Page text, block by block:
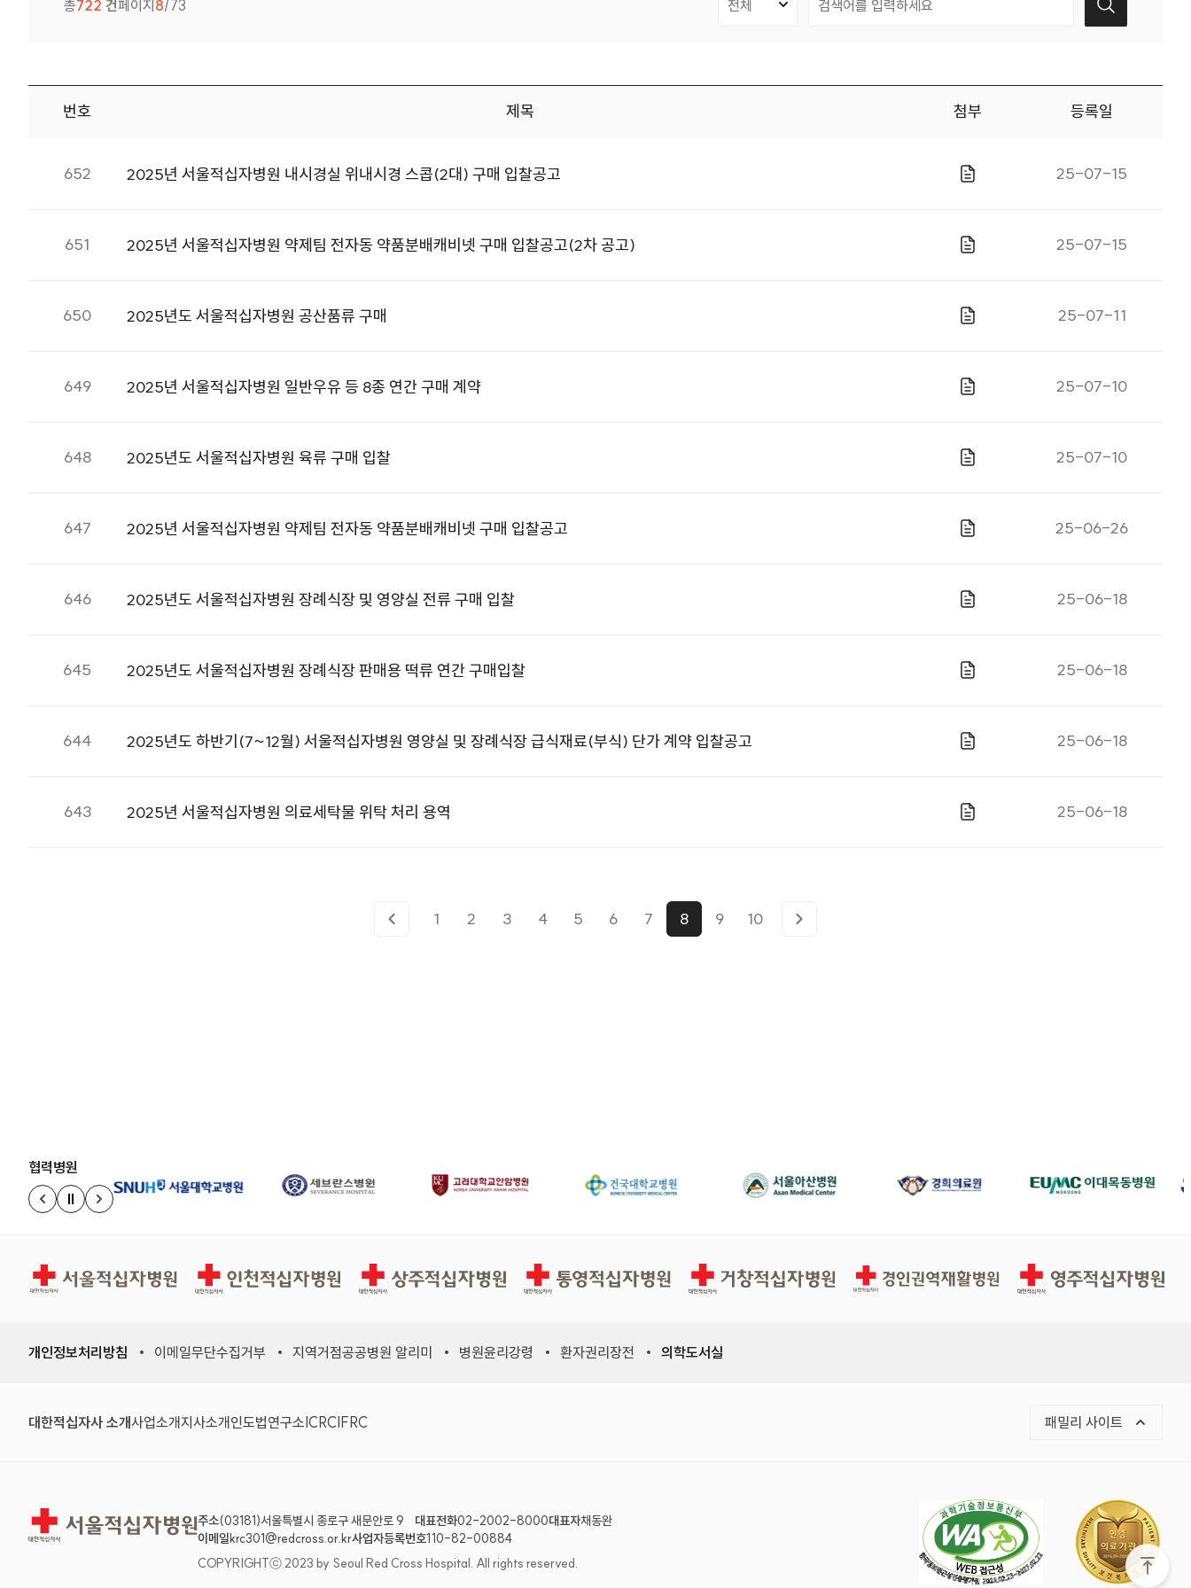
총722 건페이지 8/73
번호 제목 첨부 등록일
652 2025년 서울적십자병원 내시경실 위내시경 스콥(2대) 구매 입찰공고
파일있음
게시일자
25-07-15
651 2025년 서울적십자병원 약제팀 전자동 약품분배캐비넷 구매 입찰공고(2차 공고)
파일있음
게시일자
25-07-15
650 2025년도 서울적십자병원 공산품류 구매
파일있음
게시일자
25-07-11
649 2025년 서울적십자병원 일반우유 등 8종 연간 구매 계약
파일있음
게시일자
25-07-10
648 2025년도 서울적십자병원 육류 구매 입찰
파일있음
게시일자
25-07-10
647 2025년 서울적십자병원 약제팀 전자동 약품분배캐비넷 구매 입찰공고
파일있음
게시일자
25-06-26
646 2025년도 서울적십자병원 장례식장 및 영양실 전류 구매 입찰
파일있음
게시일자
25-06-18
645 2025년도 서울적십자병원 장례식장 판매용 떡류 연간 구매입찰
파일있음
게시일자
25-06-18
644 2025년도 하반기(7~12월) 서울적십자병원 영양실 및 장례식장 급식재료(부식) 단가 계약 입찰공고
파일있음
게시일자
25-06-18
643 2025년 서울적십자병원 의료세탁물 위탁 처리 용역
파일있음
게시일자
25-06-18
1 2 3 4 5 6 7 8 9 10
협력병원
이전 슬라이드
정지
다음 슬라이드
서울적십자병원 인천적십자병원 상주적십자병원 통영적십자병원 거창적십자병원 경인권역재활병원 영주적십자병원
개인정보처리방침 이메일무단수집거부 지역거점공공병원 알리미 병원윤리강령 환자권리장전 의학도서실
대한적십자사 소개(새 창)
사업소개(새 창)
지사소개 (새 창)
인도법연구소(새 창)
ICRC(국제적십자위원회, 새 창)
IFRC(국제적십자사연맹, 새 창) 패밀리 사이트 목록 열기
서울적십자병원 주소(03181)서울특별시 종로구 새문안로 9 대표전화02-2002-8000대표자채동완
이메일krc301@redcross.or.kr사업자등록번호110-82-00884
COPYRIGHTⓒ 2023 by Seoul Red Cross Hospital. All rights reserved.
화면 맨